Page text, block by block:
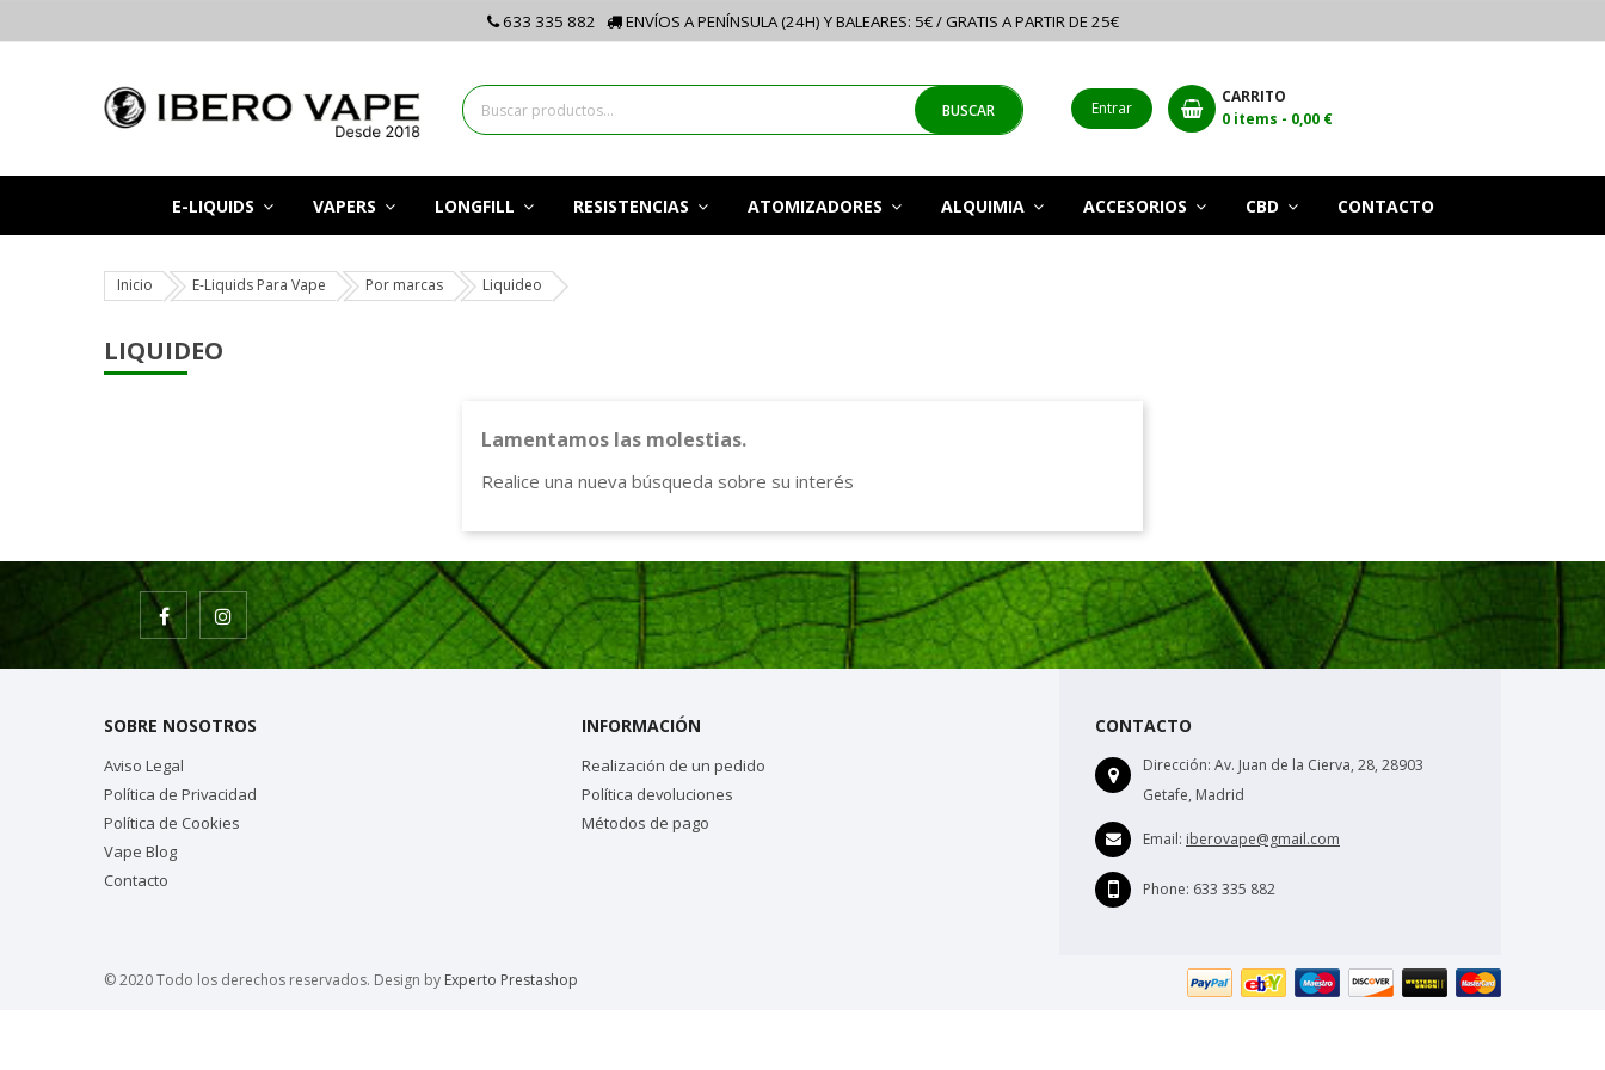
633 335 882 ENVÍOS A PENÍNSULA (24H) Y BALEARES: 5€ / GRATIS A PARTIR DE 25€
BUSCAR Entrar
CARRITO
0 items - 0,00 €
E-LIQUIDS VAPERS LONGFILL RESISTENCIAS ATOMIZADORES ALQUIMIA ACCESORIOS CBD CONTACTO
Inicio E-Liquids Para Vape Por marcas Liquideo
LIQUIDEO
Lamentamos las molestias.
Realice una nueva búsqueda sobre su interés
SOBRE NOSOTROS
Aviso Legal
Política de Privacidad
Política de Cookies
Vape Blog
Contacto
INFORMACIÓN
Realización de un pedido
Política devoluciones
Métodos de pago
CONTACTO
Dirección: Av. Juan de la Cierva, 28, 28903
Getafe, Madrid
Email: iberovape@gmail.com
Phone: 633 335 882
© 2020 Todo los derechos reservados. Design by Experto Prestashop